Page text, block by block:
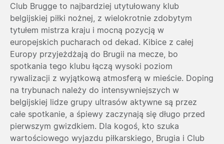
Club Brugge to najbardziej utytułowany klub
belgijskiej piłki nożnej, z wielokrotnie zdobytym
tytułem mistrza kraju i mocną pozycją w
europejskich pucharach od dekad. Kibice z całej
Europy przyjeżdżają do Brugii na mecze, bo
spotkania tego klubu łączą wysoki poziom
rywalizacji z wyjątkową atmosferą w mieście. Doping
na trybunach należy do intensywniejszych w
belgijskiej lidze grupy ultrasów aktywne są przez
całe spotkanie, a śpiewy zaczynają się długo przed
pierwszym gwizdkiem. Dla kogoś, kto szuka
wartościowego wyjazdu piłkarskiego, Brugia i Club